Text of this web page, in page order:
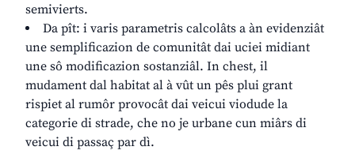
semivierts.
Da pît: i varis parametris calcolâts a àn evidenziât
une semplificazion de comunitât dai uciei midiant
une sô modificazion sostanziâl. In chest, il
mudament dal habitat al à vût un pês plui grant
rispiet al rumôr provocât dai veicui viodude la
categorie di strade, che no je urbane cun miârs di
veicui di passaç par dì.